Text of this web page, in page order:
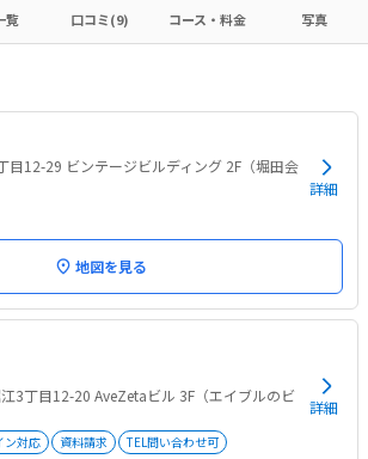
覧 口コミ(9) コース・料金 写真
目12-29 ビンテージビルディング 2F（堀田会
詳細
地図を見る
3丁目12-20 AveZetaビル 3F（エイブルのビ
ン対応 資料請求 TEL問い合わせ可
詳細